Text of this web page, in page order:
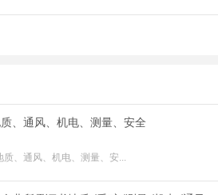
、通风、机电、测量、安全
质、通风、机电、测量、安...